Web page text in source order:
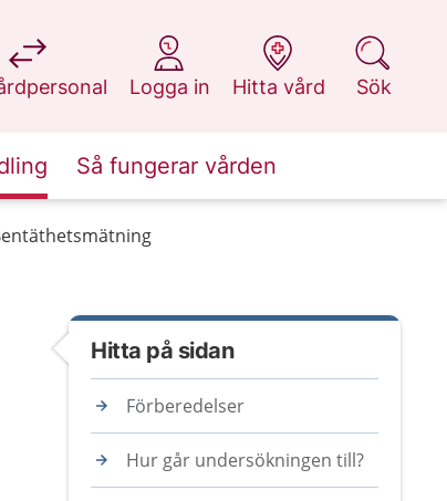
1177.se
Logga in
på 1177.se
Hitta vård
på 1177.se
Sök
på 1177.se
Så fungerar vården
Hitta på sidan
Förberedelser
Hur går undersökningen till?